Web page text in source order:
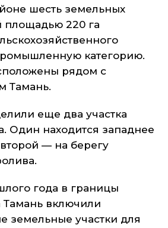
шесть земельных
площадью 220 га
категорию.
рядом с
Тамань.
еще два участка
Один находится западнее
— на берегу
года в границы
Тамань включили
земельные участки для